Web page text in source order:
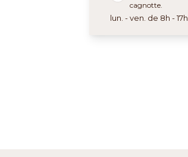
cagnotte.
lun. - ven. de 8h - 17h